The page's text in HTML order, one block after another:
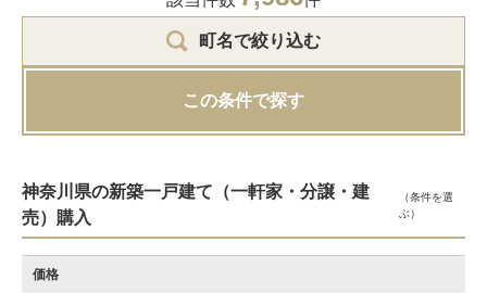
町名で絞り込む
この条件で探す
神奈川県の新築一戸建て（一軒家・分譲・建
売）購入
（条件を選
ぶ）
価格